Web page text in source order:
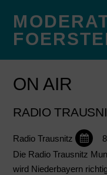
ON AIR
RADIO
Radio Trausnitz
Die Radio Trausnitz
wird Niederbayern